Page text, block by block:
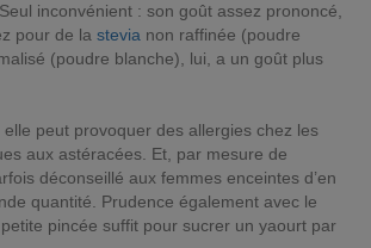
inconvénient : son goût assez prononcé,
pour de la stevia non raffinée (poudre
(poudre blanche), lui, a un goût plus
peut provoquer des allergies chez les
aux astéracées. Et, par mesure de
déconseillé aux femmes enceintes d’en
quantité. Prudence également avec le
pincée suffit pour sucrer un yaourt par